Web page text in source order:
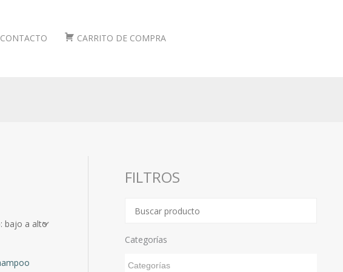
CONTACTO CARRITO DE COMPRA
FILTROS
Categorías